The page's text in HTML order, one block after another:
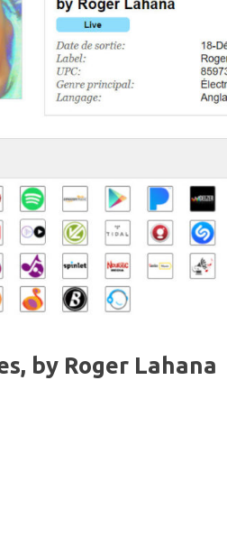
by Roger Lahana